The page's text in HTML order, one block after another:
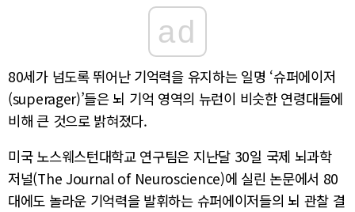
ad
80세가 넘도록 뛰어난 기억력을 유지하는 일명 ‘슈퍼에이저
(superager)’들은 뇌 기억 영역의 뉴런이 비슷한 연령대들에
비해 큰 것으로 밝혀졌다.
미국 노스웨스턴대학교 연구팀은 지난달 30일 국제 뇌과학
저널(The Journal of Neuroscience)에 실린 논문에서 80
대에도 놀라운 기억력을 발휘하는 슈퍼에이저들의 뇌 관찰 결